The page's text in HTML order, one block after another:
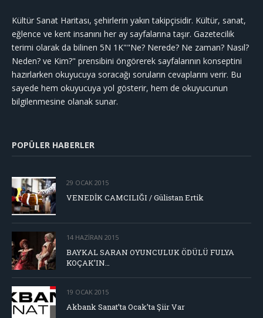
Kültür Sanat Haritası, şehirlerin yakın takipçisidir. Kültür, sanat,
eğlence ve kent insanını her ay sayfalarına taşır. Gazetecilik
terimi olarak da bilinen 5N 1K""Ne? Nerede? Ne zaman? Nasıl?
Neden? ve Kim?" prensibini öngörerek sayfalarının konseptini
hazırlarken okuyucuya soracağı soruların cevaplarını verir. Bu
sayede hem okuyucuya yol gösterir, hem de okuyucunun
bilgilenmesine olanak sunar.
POPÜLER HABERLER
29 OCAK 2015
VENEDİK CAMCILIĞI / Gülistan Ertik
14 HAZIRAN 2015
BAYKAL SARAN OYUNCULUK ÖDÜLÜ FULYA
KOÇAK’IN…
19 OCAK 2015
Akbank Sanat’ta Ocak’ta Şiir Var